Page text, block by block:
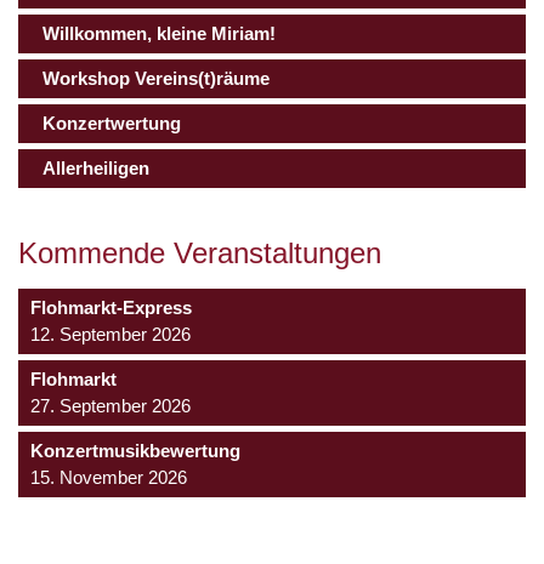
Willkommen, kleine Miriam!
Workshop Vereins(t)räume
Konzertwertung
Allerheiligen
Kommende Veranstaltungen
Flohmarkt-Express
12. September 2026
Flohmarkt
27. September 2026
Konzertmusikbewertung
15. November 2026